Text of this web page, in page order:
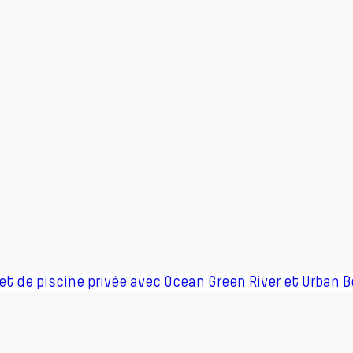
de piscine privée avec Ocean Green River et Urban